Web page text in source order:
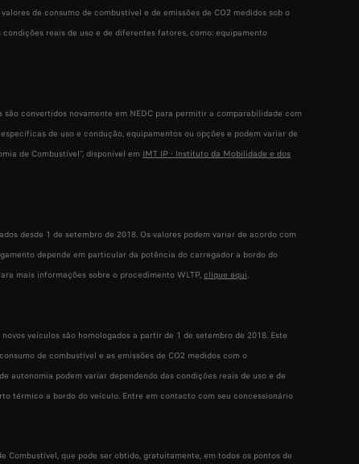
de consumo de combustível e de emissões de CO2 medidos sob o
reais de uso e de diferentes fatores, como: equipamento
convertidos novamente em NEDC para permitir a comparabilidade com
de uso e condução, equipamentos ou opções e podem variar de
de Combustível", disponível em IMT IP - Instituto da Mobilidade e dos
desde 1 de setembro de 2018. Os valores podem variar de acordo com
depende em particular da potência do carregador a bordo do
mais informações sobre o procedimento WLTP, clique aqui.
veículos são homologados a partir de 1 de setembro de 2018. Este
de combustível e as emissões de CO2 medidos com o
autonomia podem variar dependendo das condições reais de uso e de
térmico a bordo do veículo. Entre em contacto com seu concessionário
que pode ser obtido, gratuitamente, em todos os pontos de